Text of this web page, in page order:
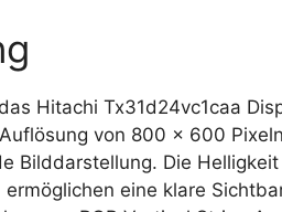
Hitachi Tx31d24vc1caa
von 800 x 600
Bilddarstellung. Die
eine klare